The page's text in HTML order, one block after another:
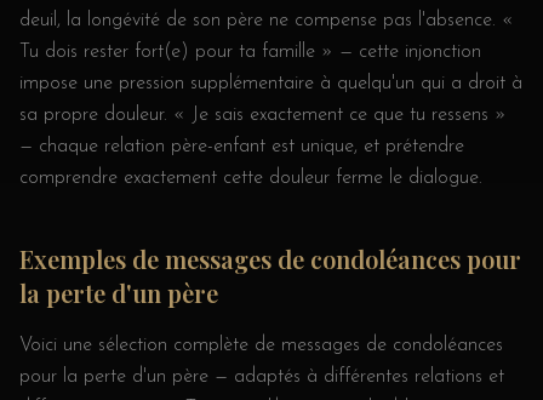
deuil, la longévité de son père ne compense pas l'absence. «
Tu dois rester fort(e) pour ta famille » — cette injonction
impose une pression supplémentaire à quelqu'un qui a droit à
sa propre douleur. « Je sais exactement ce que tu ressens »
— chaque relation père-enfant est unique, et prétendre
comprendre exactement cette douleur ferme le dialogue.
Exemples de messages de condoléances pour
la perte d'un père
Voici une sélection complète de messages de condoléances
pour la perte d'un père — adaptés à différentes relations et